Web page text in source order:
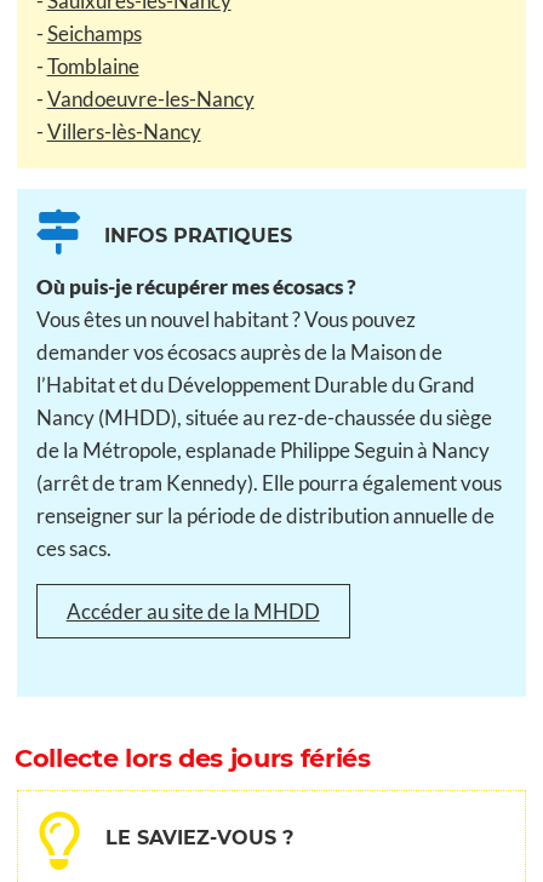
-Seichamps
-Tomblaine
-Vandoeuvre-les-Nancy
-Villers-lès-Nancy
INFOS PRATIQUES
Où puis-je récupérer mes écosacs ?
Vous êtes un nouvel habitant ? Vous pouvez
demander vos écosacs auprès de la Maison de
l’Habitat et du Développement Durable du Grand
Nancy (MHDD), située au rez-de-chaussée du siège
de la Métropole, esplanade Philippe Seguin à Nancy
(arrêt de tram Kennedy). Elle pourra également vous
renseigner sur la période de distribution annuelle de
ces sacs.
Accéder au site de la MHDD
Collecte lors des jours fériés
LE SAVIEZ-VOUS ?